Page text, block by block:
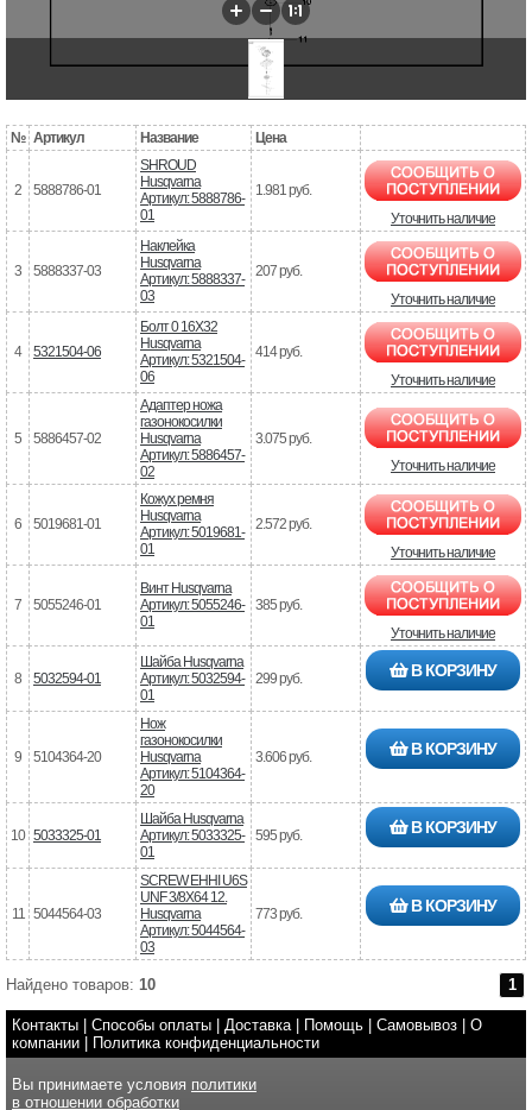
№ Артикул Название Цена
2 5888786-01
SHROUD
Husqvarna
Артикул: 5888786-
01
1.981 руб.
Уточнить наличие
3 5888337-03
Наклейка
Husqvarna
Артикул: 5888337-
03
207 руб.
Уточнить наличие
4 5321504-06
Болт 0 16X32
Husqvarna
Артикул: 5321504-
06
414 руб.
Уточнить наличие
5 5886457-02
Адаптер ножа
газонокосилки
Husqvarna
Артикул: 5886457-
02
3.075 руб.
Уточнить наличие
6 5019681-01
Кожух ремня
Husqvarna
Артикул: 5019681-
01
2.572 руб.
Уточнить наличие
7 5055246-01
Винт Husqvarna
Артикул: 5055246-
01
385 руб.
Уточнить наличие
8 5032594-01
Шайба Husqvarna
Артикул: 5032594-
01
299 руб. В КОРЗИНУ
9 5104364-20
Нож
газонокосилки
Husqvarna
Артикул: 5104364-
20
3.606 руб. В КОРЗИНУ
10 5033325-01
Шайба Husqvarna
Артикул: 5033325-
01
595 руб. В КОРЗИНУ
11 5044564-03
SCREW EHHI U6S
UNF 3/8X64 12.
Husqvarna
Артикул: 5044564-
03
773 руб. В КОРЗИНУ
Найдено товаров: 10 1
Контакты Способы оплаты Доставка| Помощь Самовывоз
О
компании
Политика конфиденциальности
Вы принимаете условия политики
в отношении обработки